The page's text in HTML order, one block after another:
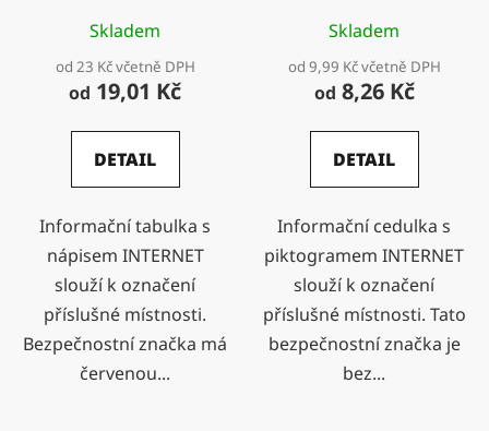
Skladem
od 23 Kč včetně DPH
od 19,01 Kč
DETAIL
Informační tabulka s
nápisem INTERNET
slouží k označení
příslušné místnosti.
Bezpečnostní značka má
červenou...
Skladem
od 9,99 Kč včetně DPH
od 8,26 Kč
DETAIL
Informační cedulka s
piktogramem INTERNET
slouží k označení
příslušné místnosti. Tato
bezpečnostní značka je
bez...